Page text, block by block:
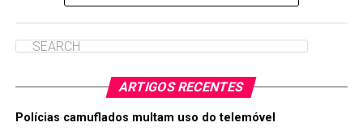
ARTIGOS RECENTES
Polícias camuflados multam uso do telemóvel